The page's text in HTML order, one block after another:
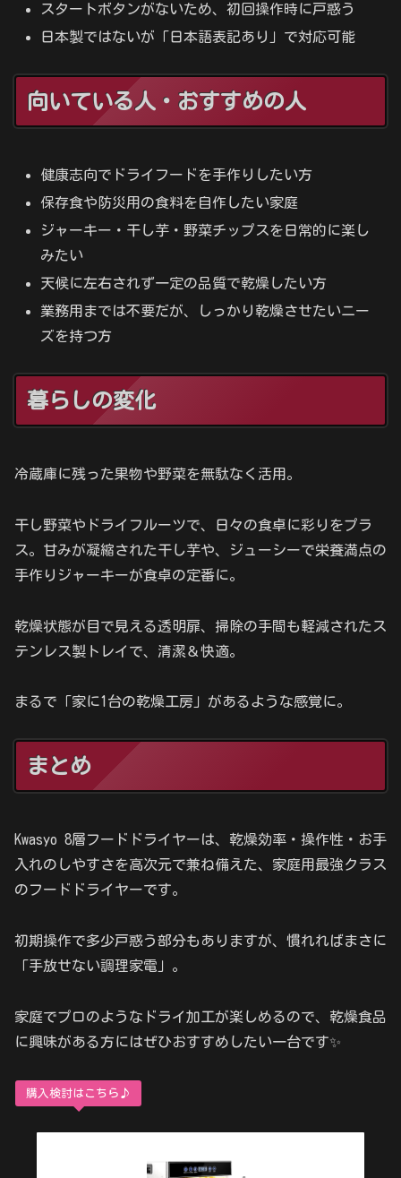
スタートボタンがないため、初回操作時に戸惑う
日本製ではないが「日本語表記あり」で対応可能
向いている人・おすすめの人
健康志向でドライフードを手作りしたい方
保存食や防災用の食料を自作したい家庭
ジャーキー・干し芋・野菜チップスを日常的に楽し
みたい
天候に左右されず一定の品質で乾燥したい方
業務用までは不要だが、しっかり乾燥させたいニー
ズを持つ方
暮らしの変化
冷蔵庫に残った果物や野菜を無駄なく活用。
干し野菜やドライフルーツで、日々の食卓に彩りをプラ
ス。甘みが凝縮された干し芋や、ジューシーで栄養満点の
手作りジャーキーが食卓の定番に。
乾燥状態が目で見える透明扉、掃除の手間も軽減されたス
テンレス製トレイで、清潔＆快適。
まるで「家に1台の乾燥工房」があるような感覚に。
まとめ
Kwasyo 8層フードドライヤーは、乾燥効率・操作性・お手
入れのしやすさを高次元で兼ね備えた、家庭用最強クラス
のフードドライヤーです。
初期操作で多少戸惑う部分もありますが、慣れればまさに
「手放せない調理家電」。
家庭でプロのようなドライ加工が楽しめるので、乾燥食品
に興味がある方にはぜひおすすめしたい一台です✨
購入検討はこちら♪